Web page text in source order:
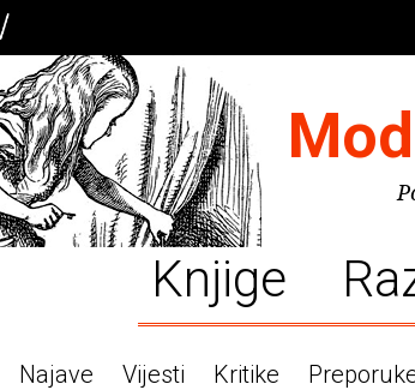
Knjige
Najave Vijesti Kritike